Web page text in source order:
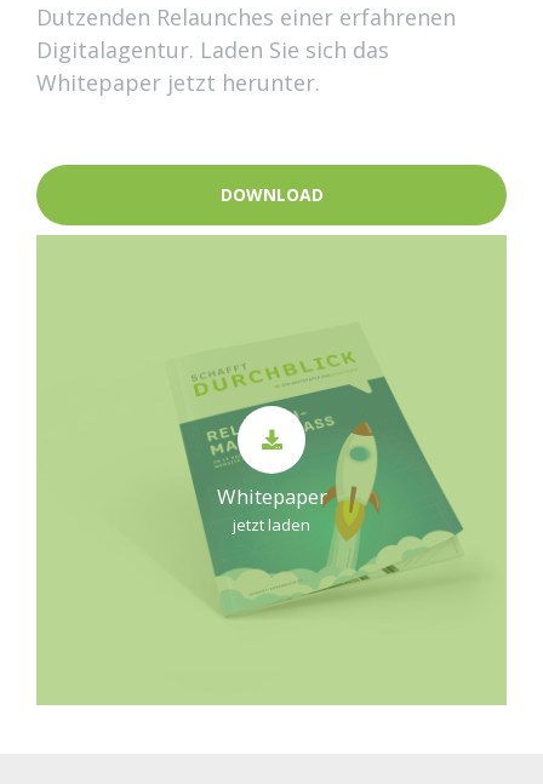
Dutzenden Relaunches einer erfahrenen
Digitalagentur. Laden Sie sich das
Whitepaper jetzt herunter.
DOWNLOAD
Whitepaper
jetzt laden